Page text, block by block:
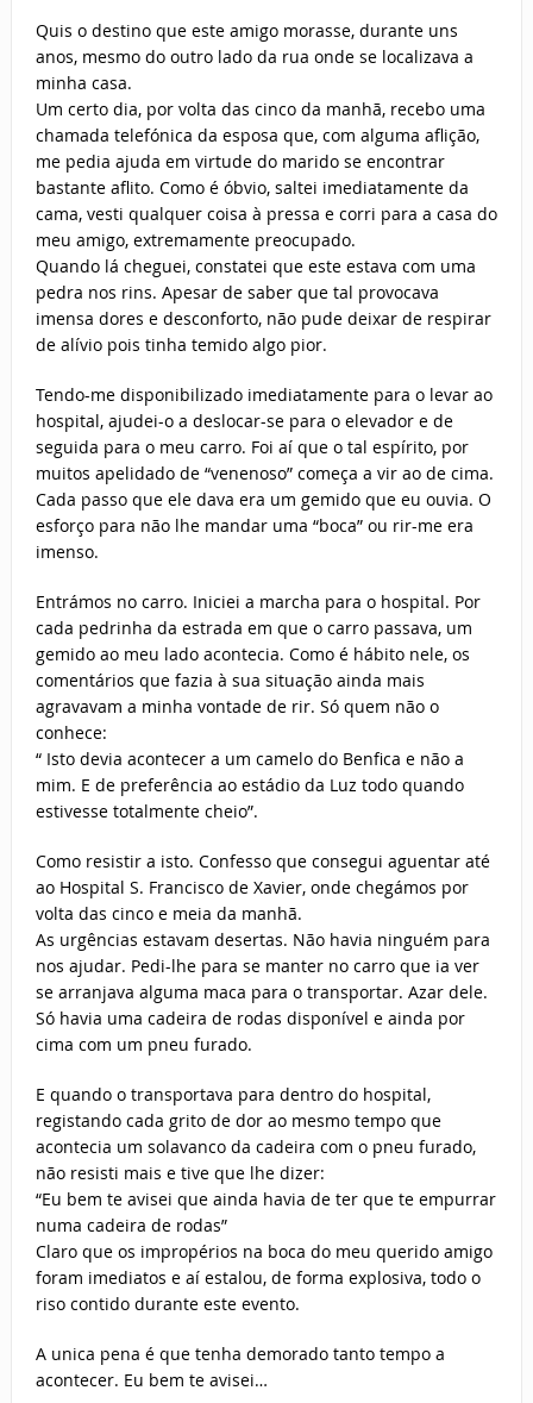
Quis o destino que este amigo morasse, durante uns
anos, mesmo do outro lado da rua onde se localizava a
minha casa.
Um certo dia, por volta das cinco da manhã, recebo uma
chamada telefónica da esposa que, com alguma aflição,
me pedia ajuda em virtude do marido se encontrar
bastante aflito. Como é óbvio, saltei imediatamente da
cama, vesti qualquer coisa à pressa e corri para a casa do
meu amigo, extremamente preocupado.
Quando lá cheguei, constatei que este estava com uma
pedra nos rins. Apesar de saber que tal provocava
imensa dores e desconforto, não pude deixar de respirar
de alívio pois tinha temido algo pior.
Tendo-me disponibilizado imediatamente para o levar ao
hospital, ajudei-o a deslocar-se para o elevador e de
seguida para o meu carro. Foi aí que o tal espírito, por
muitos apelidado de “venenoso” começa a vir ao de cima.
Cada passo que ele dava era um gemido que eu ouvia. O
esforço para não lhe mandar uma “boca” ou rir-me era
imenso.
Entrámos no carro. Iniciei a marcha para o hospital. Por
cada pedrinha da estrada em que o carro passava, um
gemido ao meu lado acontecia. Como é hábito nele, os
comentários que fazia à sua situação ainda mais
agravavam a minha vontade de rir. Só quem não o
conhece:
“ Isto devia acontecer a um camelo do Benfica e não a
mim. E de preferência ao estádio da Luz todo quando
estivesse totalmente cheio”.
Como resistir a isto. Confesso que consegui aguentar até
ao Hospital S. Francisco de Xavier, onde chegámos por
volta das cinco e meia da manhã.
As urgências estavam desertas. Não havia ninguém para
nos ajudar. Pedi-lhe para se manter no carro que ia ver
se arranjava alguma maca para o transportar. Azar dele.
Só havia uma cadeira de rodas disponível e ainda por
cima com um pneu furado.
E quando o transportava para dentro do hospital,
registando cada grito de dor ao mesmo tempo que
acontecia um solavanco da cadeira com o pneu furado,
não resisti mais e tive que lhe dizer:
“Eu bem te avisei que ainda havia de ter que te empurrar
numa cadeira de rodas”
Claro que os impropérios na boca do meu querido amigo
foram imediatos e aí estalou, de forma explosiva, todo o
riso contido durante este evento.
A unica pena é que tenha demorado tanto tempo a
acontecer. Eu bem te avisei…